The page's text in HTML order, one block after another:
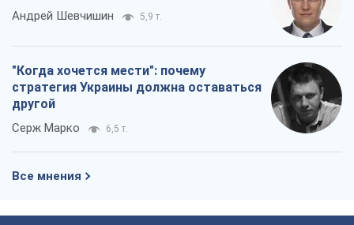
Андрей Шевчишин 5,9 т.
"Когда хочется мести": почему
стратегия Украины должна оставаться
другой
Серж Марко 6,5 т.
Все мнения